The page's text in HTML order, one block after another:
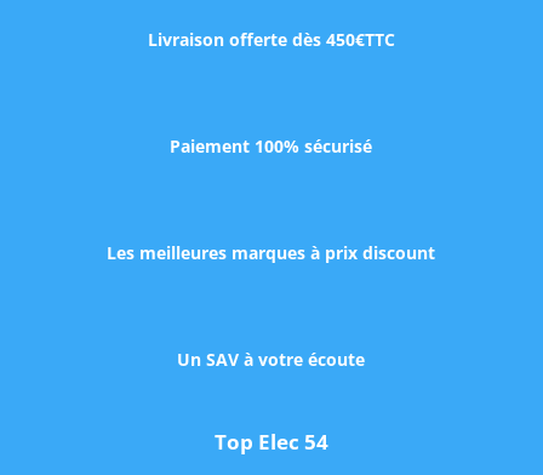
Livraison offerte dès 450€TTC
Paiement 100% sécurisé
Les meilleures marques à prix discount
Un SAV à votre écoute
Top Elec 54